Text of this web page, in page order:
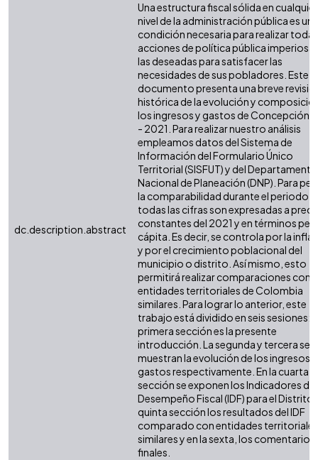
dc.description.abstract
Una estructura fiscal sólida en cualquier
nivel de la administración pública es una
condición necesaria para realizar
acciones de política pública
las deseadas para satisfacer las
necesidades de sus pobladores. Este
documento presenta una breve
histórica de la evolución y
los ingresos y gastos de Concepción
- 2021. Para realizar nuestro análisis
empleamos datos del Sistema de
Información del Formulario Único
Territorial (SISFUT) y del Departamento
Nacional de Planeación (DNP). Para
la comparabilidad durante el periodo,
todas las cifras son expresadas a
constantes del 2021 y en términos per
cápita. Es decir, se controla por la
y por el crecimiento poblacional del
municipio o distrito. Así mismo, esto
permitirá realizar comparaciones con
entidades territoriales de Colombia
similares. Para lograr lo anterior, este
trabajo está dividido en seis sesiones:
primera sección es la presente
introducción. La segunda y tercera
muestran la evolución de los ingresos
gastos respectivamente. En la cuarta
sección se exponen los Indicadores de
Desempeño Fiscal (IDF) para el Distrito.
quinta sección los resultados del IDF
comparado con entidades territoriales
similares y en la sexta, los comentarios
finales.